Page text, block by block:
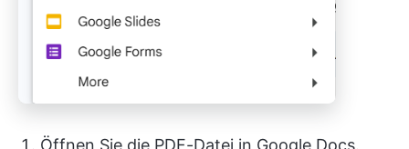
Öffnen Sie die PDF-Datei in Google Docs.